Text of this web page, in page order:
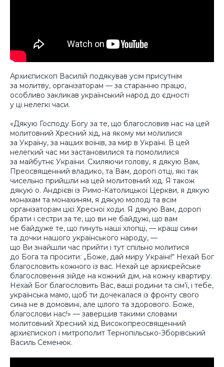
Архиєпископ Василій подякував усім присутнім
за молитву, організаторам — за старанню працю,
особливо закликав український народ до єдності
у ці нелегкі часи.
«Дякую Господу Богу за те, що благословив нас на цей
молитовний Хресний хід, на якому ми молилися
за Україну, за наших воїнів, за мир в Україні. В цей
нелегкий час ми застановилися та помолилися
за майбутнє України. Схиляючи голову, я дякую Вам,
Преосвященний владико, та Вам, дорогі отці, які так
чисельно прийшли на цей молитовний хід. Я також
дякую о. Андрієві із Римо-Католицької Церкви, я дякую
монахам та монахиням, я дякую молоді та всім
організаторам цієї Хресної ходи. Я дякую Вам, дорогі
брати і сестри за те, що ви не байдужі, що вам
не байдуже те, що гинуть наші хлопці, — кращі сини
та дочки нашого українського народу, —
що Ви знайшли час прийти і тут спільно молитися
до Бога та просити: „Боже, дай миру Україні!“ Нехай Бог
благословить кожного із вас. Нехай це архиєрейське
благословення зійде на кожний дім, на кожну квартиру.
Нехай Бог благословить Вас, ваші родини та сім’ї, і тебе,
українська мамо, щоб ти дочекалася із фронту свого
сина не в домовині, але цілого та здорового. Боже,
благослови нас!» — завершив такими словами
молитовний Хресний хід Високопреосвященний
архиєпископ і митрополит Тернопільсько-Зборівський
Василь Семенюк.